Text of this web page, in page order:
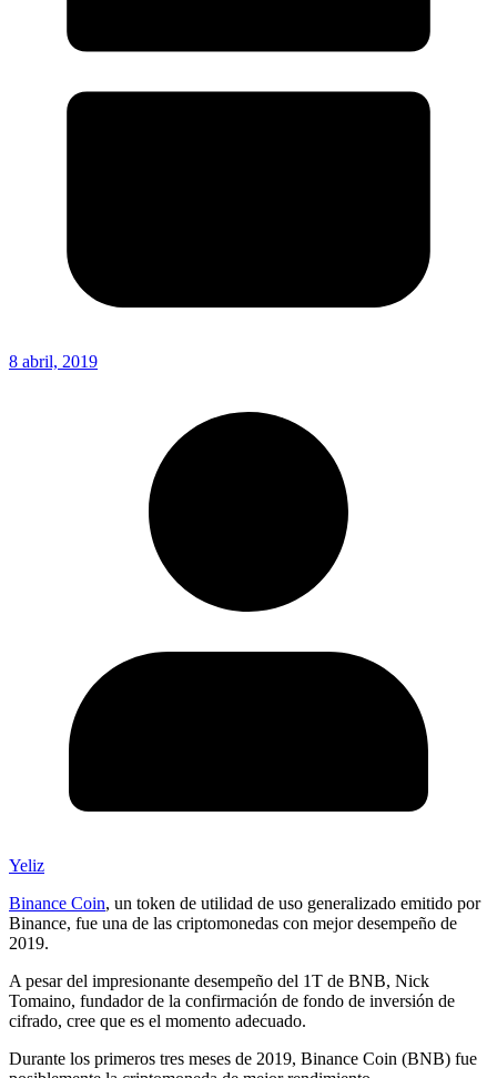
8 abril, 2019
Yeliz
Binance Coin, un token de utilidad de uso generalizado emitido por
Binance, fue una de las criptomonedas con mejor desempeño de
2019.
A pesar del impresionante desempeño del 1T de BNB, Nick
Tomaino, fundador de la confirmación de fondo de inversión de
cifrado, cree que es el momento adecuado.
Durante los primeros tres meses de 2019, Binance Coin (BNB) fue